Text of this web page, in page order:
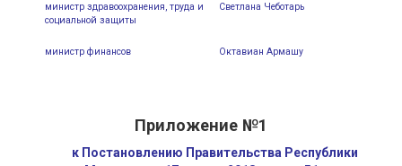
министр здравоохранения, труда и
социальной защиты
Светлана Чеботарь
министр финансов Октавиан Армашу
Приложение №1
к Постановлению Правительства Республики